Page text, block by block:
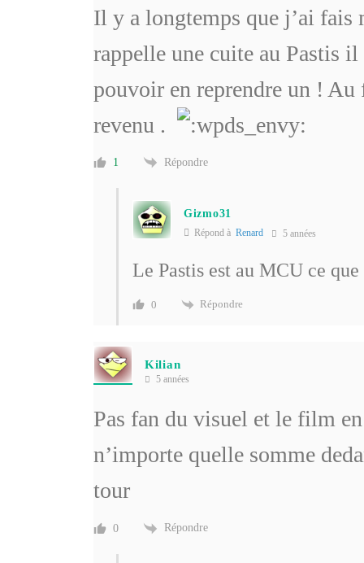
Il y a longtemps que j’ai
rappelle une cuite au Pastis
pouvoir en reprendre un !
revenu .
1 Répondre
Gizmo31
Répond à Renard 5 années
Le Pastis est au MCU ce
0 Répondre
Kilian
5 années
Pas fan du visuel et le film
n’importe quelle somme
tour
0 Répondre